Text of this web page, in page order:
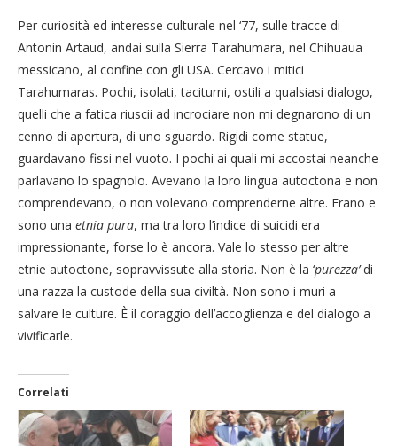
Per curiosità ed interesse culturale nel ‘77, sulle tracce di
Antonin Artaud, andai sulla Sierra Tarahumara, nel Chihuaua
messicano, al confine con gli USA. Cercavo i mitici
Tarahumaras. Pochi, isolati, taciturni, ostili a qualsiasi dialogo,
quelli che a fatica riuscii ad incrociare non mi degnarono di un
cenno di apertura, di uno sguardo. Rigidi come statue,
guardavano fissi nel vuoto. I pochi ai quali mi accostai neanche
parlavano lo spagnolo. Avevano la loro lingua autoctona e non
comprendevano, o non volevano comprenderne altre. Erano e
sono una etnia pura, ma tra loro l’indice di suicidi era
impressionante, forse lo è ancora. Vale lo stesso per altre
etnie autoctone, sopravvissute alla storia. Non è la ‘purezza’di
una razza la custode della sua civiltà. Non sono i muri a
salvare le culture. È il coraggio dell’accoglienza e del dialogo a
vivificarle.
Correlati